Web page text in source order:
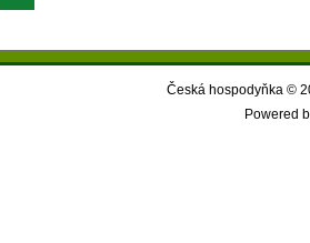
Česká hospodyňka ©
Powered